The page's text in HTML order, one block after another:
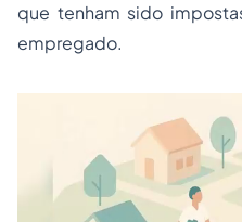
que tenham sido
empregado.